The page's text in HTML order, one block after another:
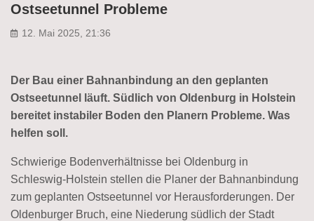
Ostseetunnel Probleme
12. Mai 2025, 21:36
Der Bau einer Bahnanbindung an den geplanten
Ostseetunnel läuft. Südlich von Oldenburg in Holstein
bereitet instabiler Boden den Planern Probleme. Was
helfen soll.
Schwierige Bodenverhältnisse bei Oldenburg in
Schleswig-Holstein stellen die Planer der Bahnanbindung
zum geplanten Ostseetunnel vor Herausforderungen. Der
Oldenburger Bruch, eine Niederung südlich der Stadt